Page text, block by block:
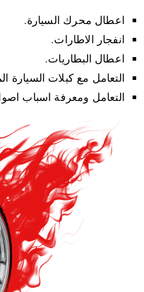
اعطال محرك السيارة.
انفجار الاطارات.
اعطال البطاريات.
التعامل مع كبلات السيارة
التعامل ومعرفة اسباب